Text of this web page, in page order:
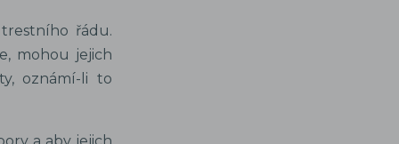
řádu.
mohou jejich
oznámí-li to